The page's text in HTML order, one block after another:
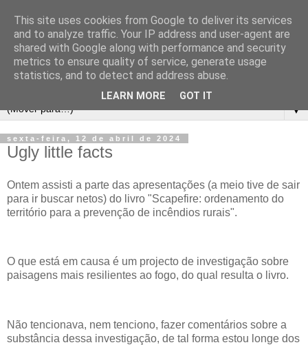
▼
sexta-feira, 12 de abril de 2024
Ugly little facts
Ontem assisti a parte das apresentações (a meio tive de sair
para ir buscar netos) do livro "Scapefire: ordenamento do
território para a prevenção de incêndios rurais".
O que está em causa é um projecto de investigação sobre
paisagens mais resilientes ao fogo, do qual resulta o livro.
Não tencionava, nem tenciono, fazer comentários sobre a
substância dessa investigação, de tal forma estou longe dos
This site uses cookies from Google to deliver its services
and to analyze traffic. Your IP address and user-agent are
shared with Google along with performance and security
metrics to ensure quality of service, generate usage
statistics, and to detect and address abuse.
LEARN MORE GOT IT